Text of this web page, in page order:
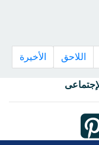
اللاحق الأخيرة